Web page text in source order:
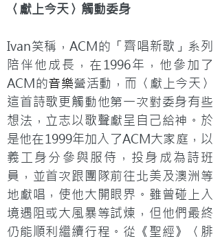
〈獻上今天〉觸動委身
Ivan笑稱，ACM的「齊唱新歌」系列
陪伴他成長，在1996年，他參加了
ACM的音樂營活動，而〈獻上今天〉
這首詩歌更觸動他第一次對委身有些
想法，立志以歌聲獻呈自己給神。於
是他在1999年加入了ACM大家庭，以
義工身分參與服侍，投身成為詩班
員，並首次跟團隊前往北美及澳洲等
地獻唱，使他大開眼界。雖曾碰上入
境遇阻或大風暴等試煉，但他們最終
仍能順利繼續行程。從《聖經》〈腓